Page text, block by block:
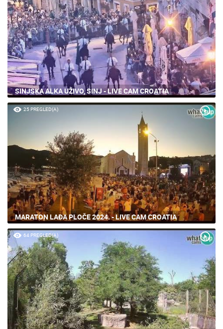
SINJSKA ALKA UŽIVO, SINJ - LIVE CAM CROATIA
25 PREGLED(A)
MARATON LAĐA PLOČE 2024. - LIVE CAM CROATIA
64 PREGLED(A)